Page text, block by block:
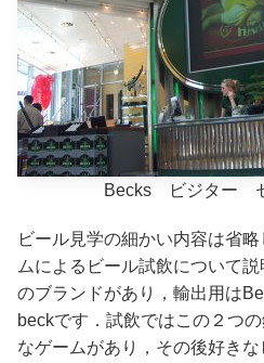
Becks ビジター セ
ビール見学の細かい内容は省
ムによるビール試飲について
のブランドがあり，輸出用は
beckです．試飲ではこの２つ
なゲームがあり，その後好きな